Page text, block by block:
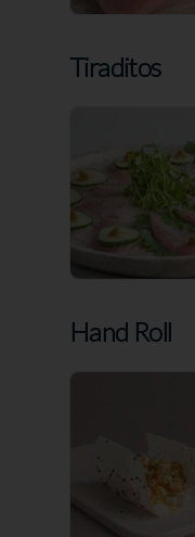
Tiraditos
Hand Roll